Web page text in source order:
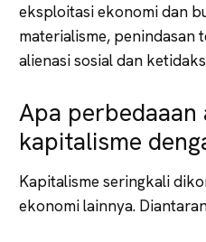
eksploitasi ekonomi dan
materialisme, penindasan
alienasi sosial dan
Apa perbedaaan
kapitalisme
Kapitalisme seringkali
ekonomi lainnya.